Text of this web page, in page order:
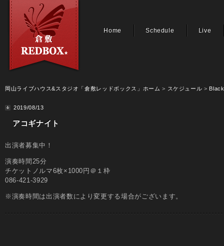
Home Schedule Live
岡山ライブハウス&スタジオ「倉敷レッドボックス」ホーム > スケジュール >
2019/08/13
アコギナイト
出演者募集中！
演奏時間25分
チケットノルマ6枚×1000円＠１枠
086-421-3929
※演奏時間は出演者数により変更する場合がございます。